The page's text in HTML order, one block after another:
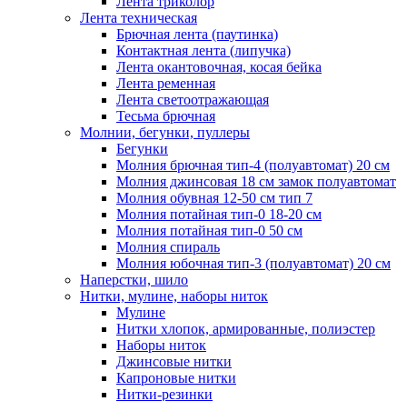
Лента техническая
Брючная лента (паутинка)
Контактная лента (липучка)
Лента окантовочная, косая бейка
Лента ременная
Лента светоотражающая
Тесьма брючная
Молнии, бегунки, пуллеры
Бегунки
Молния брючная тип-4 (полуавтомат) 20 см
Молния джинсовая 18 см замок полуавтомат
Молния обувная 12-50 см тип 7
Молния потайная тип-0 18-20 см
Молния потайная тип-0 50 см
Молния спираль
Молния юбочная тип-3 (полуавтомат) 20 см
Наперстки, шило
Нитки, мулине, наборы ниток
Мулине
Нитки хлопок, армированные, полиэстер
Наборы ниток
Джинсовые нитки
Капроновые нитки
Нитки-резинки